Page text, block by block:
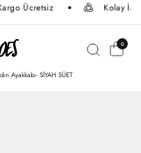
Ücretsiz Kolay İade
0
Ayakkabı- SİYAH SÜET